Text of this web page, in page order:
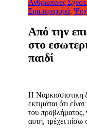
Ανθρώπινες
Συμπεριφορά,
Από την
στο
παιδί
Η Νάρκισσιστικη
εκτιμάται ότι
του προβλήματος,
αυτή, τρέχει πίσω